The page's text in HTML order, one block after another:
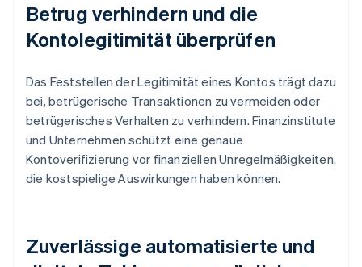
Betrug verhindern und die
Kontolegitimität überprüfen
Das Feststellen der Legitimität eines Kontos trägt dazu
bei, betrügerische Transaktionen zu vermeiden oder
betrügerisches Verhalten zu verhindern. Finanzinstitute
und Unternehmen schützt eine genaue
Kontoverifizierung vor finanziellen Unregelmäßigkeiten,
die kostspielige Auswirkungen haben können.
Zuverlässige automatisierte und